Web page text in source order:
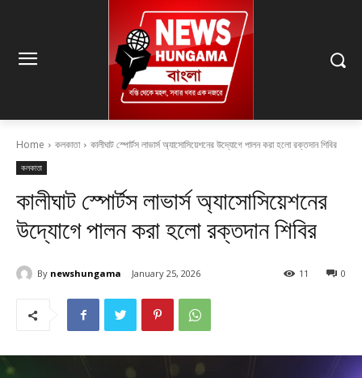
Home কলকাতা কালীঘাট স্পোর্টস লাভার্স অ্যাসোসিয়েশনের উদ্যোগে পালন করা হলো রক্তদান শিবির
কলকাতা
কালীঘাট স্পোর্টস লাভার্স অ্যাসোসিয়েশনের
উদ্যোগে পালন করা হলো রক্তদান শিবির
By newshungama January 25, 2026 0
11